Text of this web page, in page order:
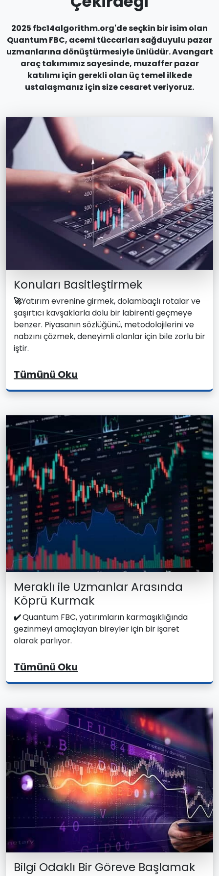
2025 fbc14algorithm.org'de seçkin bir isim olan
Quantum FBC, acemi tüccarları sağduyulu pazar
uzmanlarına dönüştürmesiyle ünlüdür. Avangart
araç takımımız sayesinde, muzaffer pazar
katılımı için gerekli olan üç temel ilkede
ustalaşmanız için size cesaret veriyoruz.
Konuları Basitleştirmek
🚀Yatırım evrenine girmek, dolambaçlı rotalar ve
şaşırtıcı kavşaklarla dolu bir labirenti geçmeye
benzer. Piyasanın sözlüğünü, metodolojilerini ve
nabzını çözmek, deneyimli olanlar için bile zorlu bir
iştir.
Tümünü Oku
Meraklı ile Uzmanlar Arasında
Köprü Kurmak
✔️Quantum FBC, yatırımların karmaşıklığında
gezinmeyi amaçlayan bireyler için bir işaret
olarak parlıyor.
Tümünü Oku
Bilgi Odaklı Bir Göreve Başlamak